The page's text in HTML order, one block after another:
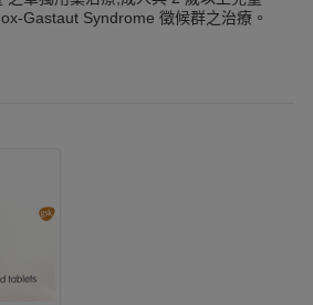
Gastaut Syndrome 徵候群之治療。